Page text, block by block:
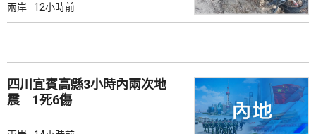
兩岸 12小時前
四川宜賓高縣3小時內兩次地
震 1死6傷